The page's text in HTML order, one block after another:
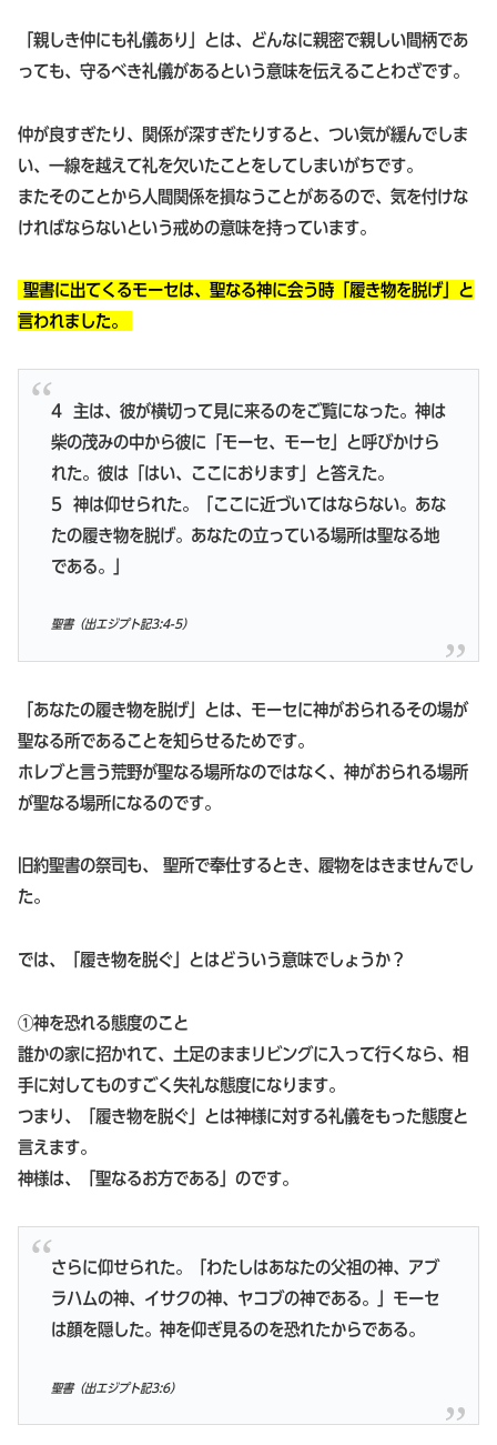
「親しき仲にも礼儀あり」とは、どんなに親密で親しい間柄であ
っても、守るべき礼儀があるという意味を伝えることわざです。
仲が良すぎたり、関係が深すぎたりすると、つい気が緩んでしま
い、一線を越えて礼を欠いたことをしてしまいがちです。
またそのことから人間関係を損なうことがあるので、気を付けな
ければならないという戒めの意味を持っています。
聖書に出てくるモーセは、聖なる神に会う時「履き物を脱げ」と
言われました。
4 主は、彼が横切って見に来るのをご覧になった。神は
柴の茂みの中から彼に「モーセ、モーセ」と呼びかけら
れた。彼は「はい、ここにおります」と答えた。
5 神は仰せられた。「ここに近づいてはならない。あな
たの履き物を脱げ。あなたの立っている場所は聖なる地
である。」
聖書（出エジプト記3:4-5）
「あなたの履き物を脱げ」とは、モーセに神がおられるその場が
聖なる所であることを知らせるためです。
ホレブと言う荒野が聖なる場所なのではなく、神がおられる場所
が聖なる場所になるのです。
旧約聖書の祭司も、 聖所で奉仕するとき、履物をはきませんでし
た。
では、「履き物を脱ぐ」とはどういう意味でしょうか？
①神を恐れる態度のこと
誰かの家に招かれて、土足のままリビングに入って行くなら、相
手に対してものすごく失礼な態度になります。
つまり、「履き物を脱ぐ」とは神様に対する礼儀をもった態度と
言えます。
神様は、「聖なるお方である」のです。
さらに仰せられた。「わたしはあなたの父祖の神、アブ
ラハムの神、イサクの神、ヤコブの神である。」モーセ
は顔を隠した。神を仰ぎ見るのを恐れたからである。
聖書（出エジプト記3:6）